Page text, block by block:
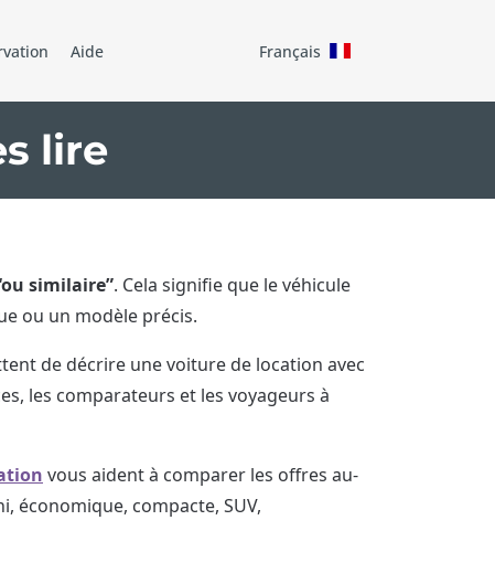
Aide Français
lire
similaire”. Cela signifie que le véhicule
ou un modèle précis.
de décrire une voiture de location avec
les comparateurs et les voyageurs à
vous aident à comparer les offres au-
économique, compacte, SUV,